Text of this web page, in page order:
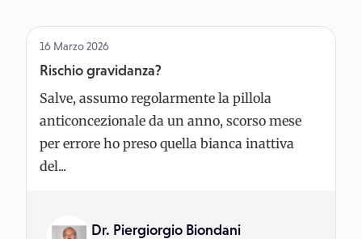
16 Marzo 2026
Rischio gravidanza?
Salve, assumo regolarmente la pillola
anticoncezionale da un anno, scorso mese
per errore ho preso quella bianca inattiva
del...
Dr. Piergiorgio Biondani